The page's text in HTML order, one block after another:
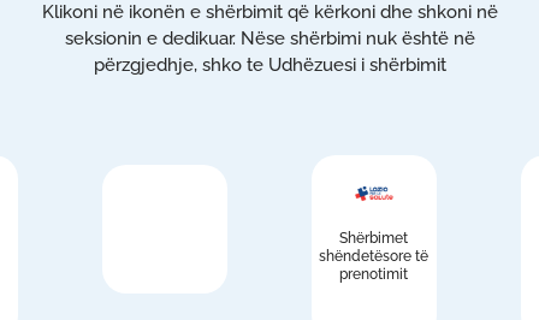
Klikoni në ikonën e shërbimit që kërkoni dhe shkoni në
seksionin e dedikuar. Nëse shërbimi nuk është në
përzgjedhje, shko te Udhëzuesi i shërbimit
Shërbimet
shëndetësore të
prenotimit